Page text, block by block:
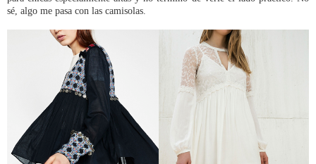
sé, algo me pasa con las camisolas.